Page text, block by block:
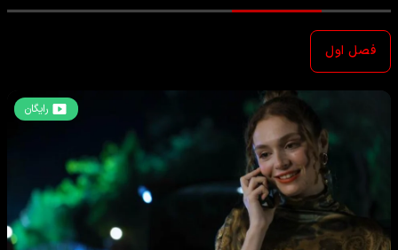
فصل اول
رایگان